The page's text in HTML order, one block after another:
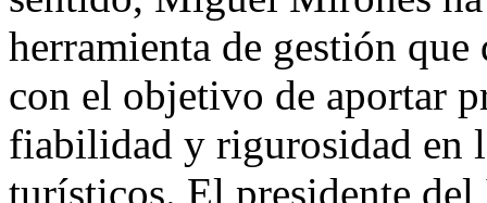
herramienta de gestión
con el objetivo de aportar
fiabilidad y rigurosidad en
turísticos. El presidente